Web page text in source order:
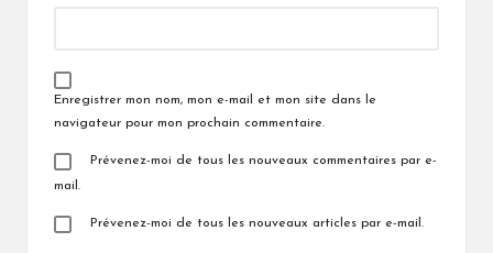
Enregistrer mon nom, mon e-mail et mon site dans le
navigateur pour mon prochain commentaire.
Prévenez-moi de tous les nouveaux commentaires par e-
mail.
Prévenez-moi de tous les nouveaux articles par e-mail.